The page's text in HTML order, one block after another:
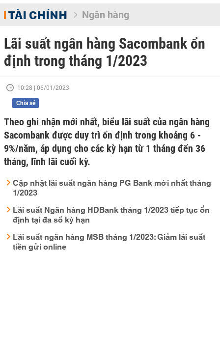
TÀI CHÍNH Ngân hàng
Lãi suất ngân hàng Sacombank ổn
định trong tháng 1/2023
10:28 | 06/01/2023
Chia sẻ
Theo ghi nhận mới nhất, biểu lãi suất của ngân hàng
Sacombank được duy trì ổn định trong khoảng 6 -
9%/năm, áp dụng cho các kỳ hạn từ 1 tháng đến 36
tháng, lĩnh lãi cuối kỳ.
Cập nhật lãi suất ngân hàng PG Bank mới nhất tháng
1/2023
Lãi suất Ngân hàng HDBank tháng 1/2023 tiếp tục ổn
định tại đa số kỳ hạn
Lãi suất ngân hàng MSB tháng 1/2023: Giảm lãi suất
tiền gửi online